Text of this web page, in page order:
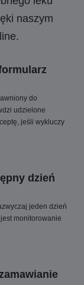
naszym
do
udzielone
jeśli wykluczy
dzień
jeden dzień
monitorowanie